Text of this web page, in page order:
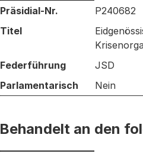
Informationen zum
Präsidial-Nr.
P240682
Titel
Federführung
JSD
Parlamentarisch
Nein
Behandelt an den